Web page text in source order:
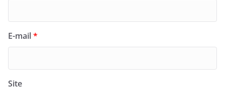
E-mail*
Site